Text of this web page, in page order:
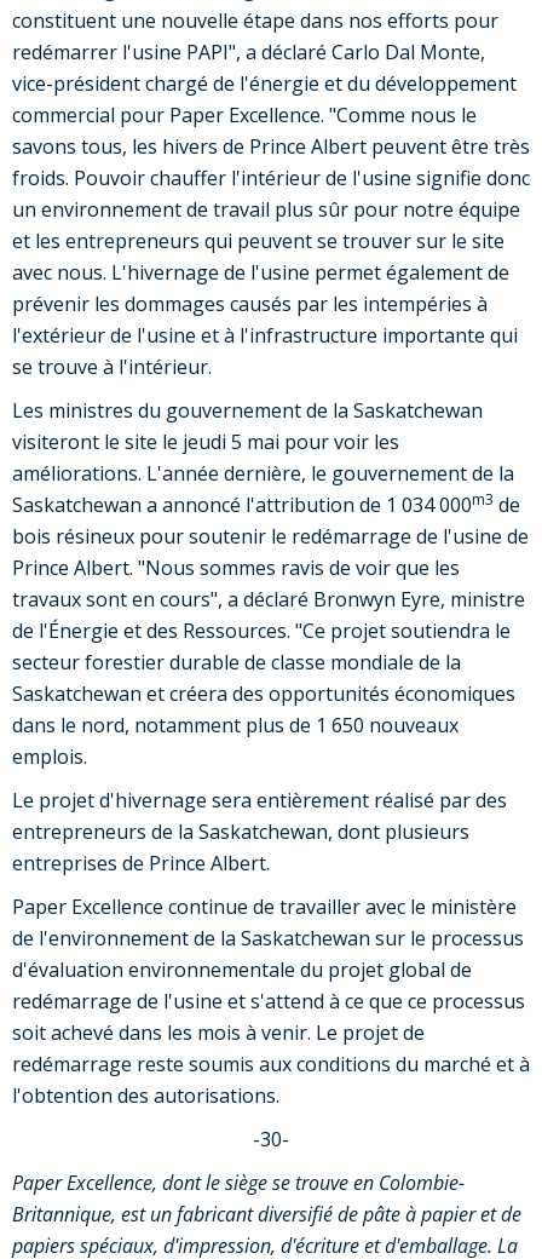
constituent une nouvelle étape dans nos efforts pour
redémarrer l'usine PAPI", a déclaré Carlo Dal Monte,
vice-président chargé de l'énergie et du développement
commercial pour Paper Excellence. "Comme nous le
savons tous, les hivers de Prince Albert peuvent être très
froids. Pouvoir chauffer l'intérieur de l'usine signifie donc
un environnement de travail plus sûr pour notre équipe
et les entrepreneurs qui peuvent se trouver sur le site
avec nous. L'hivernage de l'usine permet également de
prévenir les dommages causés par les intempéries à
l'extérieur de l'usine et à l'infrastructure importante qui
se trouve à l'intérieur.
Les ministres du gouvernement de la Saskatchewan
visiteront le site le jeudi 5 mai pour voir les
améliorations. L'année dernière, le gouvernement de la
Saskatchewan a annoncé l'attribution de 1 034 000m3 de
bois résineux pour soutenir le redémarrage de l'usine de
Prince Albert. "Nous sommes ravis de voir que les
travaux sont en cours", a déclaré Bronwyn Eyre, ministre
de l'Énergie et des Ressources. "Ce projet soutiendra le
secteur forestier durable de classe mondiale de la
Saskatchewan et créera des opportunités économiques
dans le nord, notamment plus de 1 650 nouveaux
emplois.
Le projet d'hivernage sera entièrement réalisé par des
entrepreneurs de la Saskatchewan, dont plusieurs
entreprises de Prince Albert.
Paper Excellence continue de travailler avec le ministère
de l'environnement de la Saskatchewan sur le processus
d'évaluation environnementale du projet global de
redémarrage de l'usine et s'attend à ce que ce processus
soit achevé dans les mois à venir. Le projet de
redémarrage reste soumis aux conditions du marché et à
l'obtention des autorisations.
-30-
Paper Excellence, dont le siège se trouve en Colombie-
Britannique, est un fabricant diversifié de pâte à papier et de
papiers spéciaux, d'impression, d'écriture et d'emballage. La